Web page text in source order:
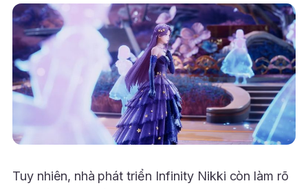
Tuy nhiên, nhà phát triển Infinity Nikki còn làm rõ